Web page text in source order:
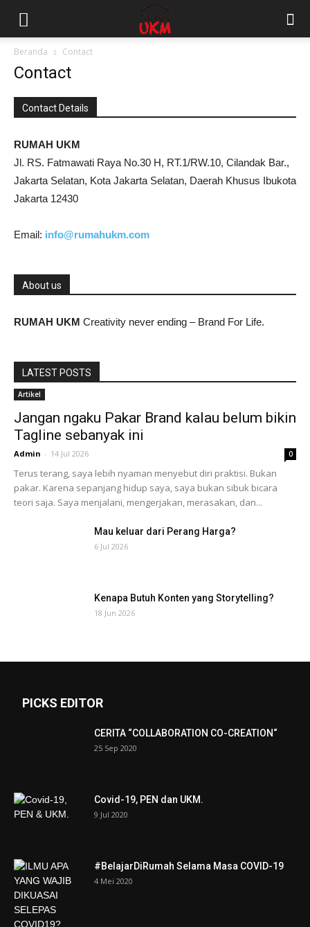
Beranda Contact
Contact
Contact Details
RUMAH UKM
Jl. RS. Fatmawati Raya No.30 H, RT.1/RW.10, Cilandak Bar.,
Jakarta Selatan, Kota Jakarta Selatan, Daerah Khusus Ibukota
Jakarta 12430
Email: info@rumahukm.com
About us
RUMAH UKM Creativity never ending – Brand For Life.
LATEST POSTS
Artikel
Jangan ngaku Pakar Brand kalau belum bikin
Tagline sebanyak ini
Admin - 14 Jul 2026 0
Terus terang, saya lebih nyaman menyebut diri praktisi. Bukan
pakar. Karena sepanjang hidup saya, saya bukan sibuk bicara
teori saja. Saya menjalani, mengerjakan, merasakan, dan...
Mau keluar dari Perang Harga?
6 Jul 2026
Kenapa Butuh Konten yang Storytelling?
18 Jun 2026
PICKS EDITOR
CERITA “COLLABORATION CO-CREATION“
25 Sep 2020
Covid-19, PEN dan UKM.
9 Jul 2020
#BelajarDiRumah Selama Masa COVID-19
4 Mei 2020